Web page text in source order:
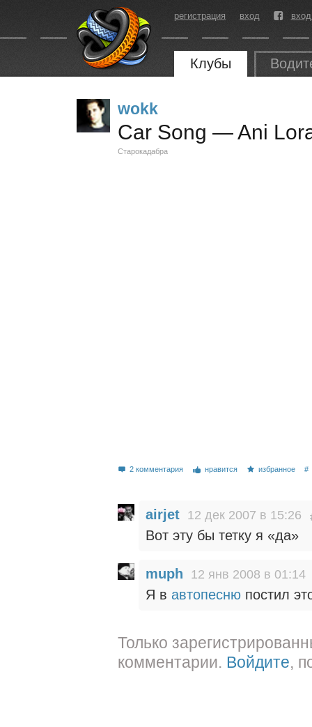
регистрация вход
Клубы
wokk
Car Song — Ani
Старокадабра
2 комментария нравится избранное #
airjet 12 дек 2007 в 15:26
Вот эту бы тетку я «да»
muph 12 янв 2008 в 01:14
Я в автопесню постил
Только
комментарии. Войдите,